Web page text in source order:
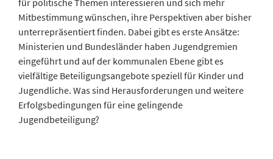
Mitbestimmung wünschen, ihre Perspektiven aber bisher
unterrepräsentiert finden. Dabei gibt es erste Ansätze:
Ministerien und Bundesländer haben Jugendgremien
eingeführt und auf der kommunalen Ebene gibt es
vielfältige Beteiligungsangebote speziell für Kinder und
Jugendliche. Was sind Herausforderungen und weitere
Erfolgsbedingungen für eine gelingende
Jugendbeteiligung?